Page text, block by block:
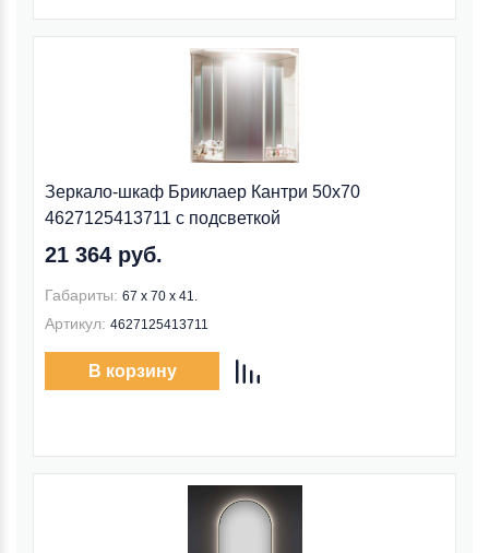
Зеркало-шкаф Бриклаер Кантри 50х70
4627125413711 с подсветкой
21 364 руб.
Габариты: 67 x 70 x 41.
Артикул: 4627125413711
В корзину